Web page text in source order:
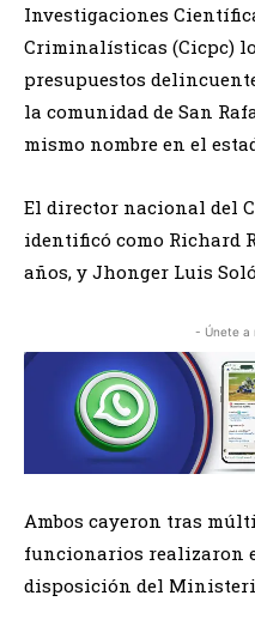
Investigaciones
Criminalísticas (Cicpc)
presupuestos
la comunidad de San
mismo nombre en el
El director nacional del
identificó como Richard
años, y Jhonger Luis
- Únete a
Ambos cayeron tras
funcionarios realizaron
disposición del